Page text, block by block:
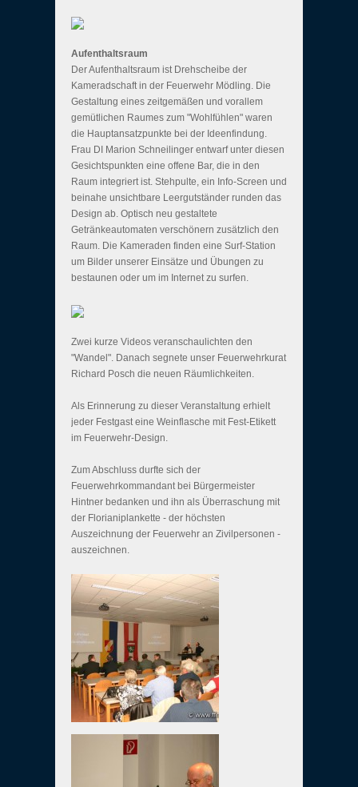
Aufenthaltsraum
Der Aufenthaltsraum ist Drehscheibe der
Kameradschaft in der Feuerwehr Mödling. Die
Gestaltung eines zeitgemäßen und vorallem
gemütlichen Raumes zum "Wohlfühlen" waren
die Hauptansatzpunkte bei der Ideenfindung.
Frau DI Marion Schneilinger entwarf unter diesen
Gesichtspunkten eine offene Bar, die in den
Raum integriert ist. Stehpulte, ein Info-Screen und
beinahe unsichtbare Leergutständer runden das
Design ab. Optisch neu gestaltete
Getränkeautomaten verschönern zusätzlich den
Raum. Die Kameraden finden eine Surf-Station
um Bilder unserer Einsätze und Übungen zu
bestaunen oder um im Internet zu surfen.
Zwei kurze Videos veranschaulichten den
"Wandel". Danach segnete unser Feuerwehrkurat
Richard Posch die neuen Räumlichkeiten.
Als Erinnerung zu dieser Veranstaltung erhielt
jeder Festgast eine Weinflasche mit Fest-Etikett
im Feuerwehr-Design.
Zum Abschluss durfte sich der
Feuerwehrkommandant bei Bürgermeister
Hintner bedanken und ihn als Überraschung mit
der Florianiplankette - der höchsten
Auszeichnung der Feuerwehr an Zivilpersonen -
auszeichnen.